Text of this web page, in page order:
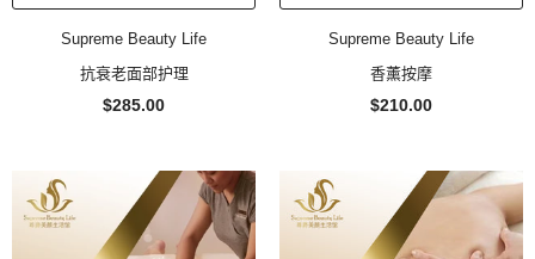
Supreme Beauty Life
抗衰老面部护理
$285.00
Supreme Beauty Life
香薰按摩
$210.00